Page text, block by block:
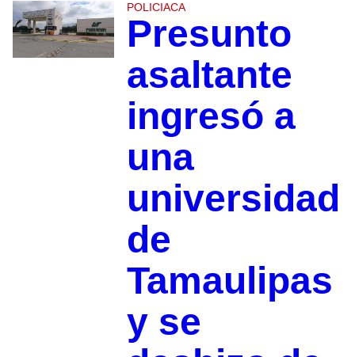
POLICIACA
Presunto
asaltante
ingresó a
una
universidad
de
Tamaulipas
y se